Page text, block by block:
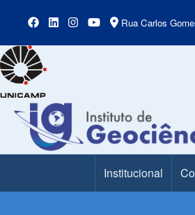
Rua Carlos
Main MenuInstitucional